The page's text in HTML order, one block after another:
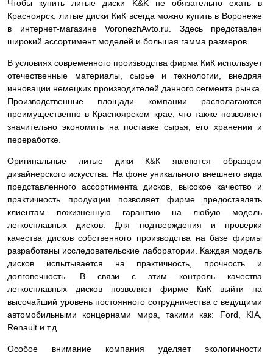
Чтобы купить литые диски K&K не обязательно ехать в
Красноярск, литые диски КиК всегда можно купить в Воронеже
в интернет-магазине VoronezhAvto.ru. Здесь представлен
широкий ассортимент моделей и большая гамма размеров.
В условиях современного производства фирма КиК использует
отечественные материалы, сырье и технологии, внедряя
инновации немецких производителей данного сегмента рынка.
Производственные площади компании располагаются
преимущественно в Красноярском крае, что также позволяет
значительно экономить на поставке сырья, его хранении и
переработке.
Оригинальные литые дики К&К являются образцом
дизайнерского искусства. На фоне уникального внешнего вида
представленного ассортимента дисков, высокое качество и
практичность продукции позволяет фирме предоставлять
клиентам пожизненную гарантию на любую модель
легкосплавных дисков. Для подтверждения и проверки
качества дисков собственного производства на базе фирмы
разработаны исследовательские лаборатории. Каждая модель
дисков испытывается на практичность, прочность и
долговечность. В связи с этим контроль качества
легкосплавных дисков позволяет фирме КиК выйти на
высочайший уровень постоянного сотрудничества с ведущими
автомобильными концернами мира, такими как: Ford, KIA,
Renault и т.д.
Особое внимание компания уделяет экологичности